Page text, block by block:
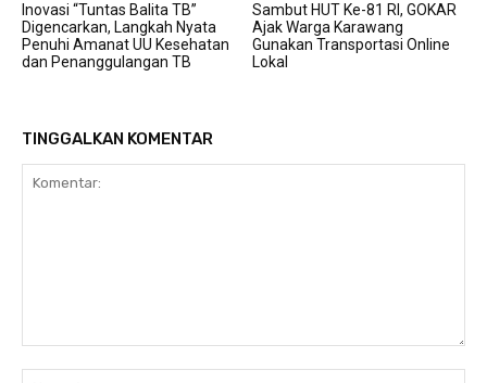
Inovasi “Tuntas Balita TB”
Digencarkan, Langkah Nyata
Penuhi Amanat UU Kesehatan
dan Penanggulangan TB
Sambut HUT Ke-81 RI, GOKAR
Ajak Warga Karawang
Gunakan Transportasi Online
Lokal
TINGGALKAN KOMENTAR